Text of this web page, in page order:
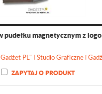
pudełku magnetycznym z logo
ZAPYTAJ O PRODUKT